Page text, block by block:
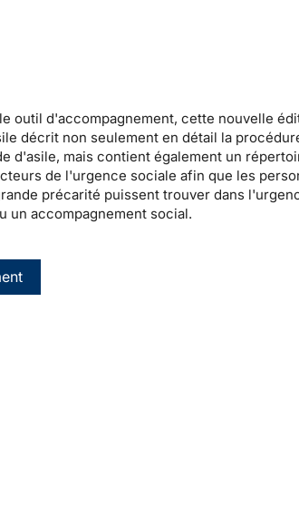
outil d'accompagnement, cette nouvelle
décrit non seulement en détail la
d'asile, mais contient également un
de l'urgence sociale afin que les
précarité puissent trouver dans
un accompagnement social.